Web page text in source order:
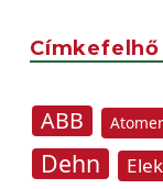
Címkefelhő
ABB
Dehn